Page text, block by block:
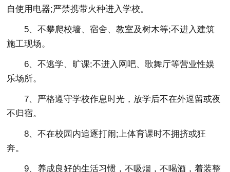
自使用电器;严禁携带火种进入学校。
5、不攀爬校墙、宿舍、教室及树木等;不进入建筑
施工现场。
6、不逃学、旷课;不进入网吧、歌舞厅等营业性娱
乐场所。
7、严格遵守学校作息时光，放学后不在外逗留或夜
不归宿。
8、不在校园内追逐打闹;上体育课时不拥挤或狂
奔。
9、养成良好的生活习惯，不吸烟，不喝酒，着装整